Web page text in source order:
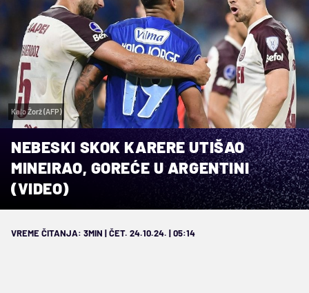
Kaio Žorž (AFP)
NEBESKI SKOK KARERE UTIŠAO
MINEIRAO, GOREĆE U ARGENTINI
(VIDEO)
VREME ČITANJA: 3MIN | ČET. 24.10.24. | 05:14